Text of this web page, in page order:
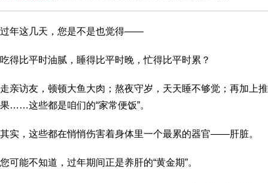
过年这几天，您是不是也觉得——
吃得比平时油腻，睡得比平时晚，忙得比平时累？
走亲访友，顿顿大鱼大肉；熬夜守岁，天天睡不够觉；再加上
果……这些都是咱们的“家常便饭”。
其实，这些都在悄悄伤害着身体里一个最累的器官——肝脏。
您可能不知道，过年期间正是养肝的“黄金期”。